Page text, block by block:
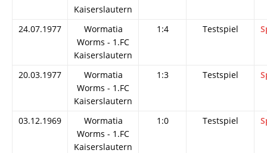
Kaiserslautern
24.07.1977
Wormatia
Worms - 1.FC
Kaiserslautern
1:4 Testspiel
20.03.1977
Wormatia
Worms - 1.FC
Kaiserslautern
1:3 Testspiel
03.12.1969
Wormatia
Worms - 1.FC
Kaiserslautern
1:0 Testspiel